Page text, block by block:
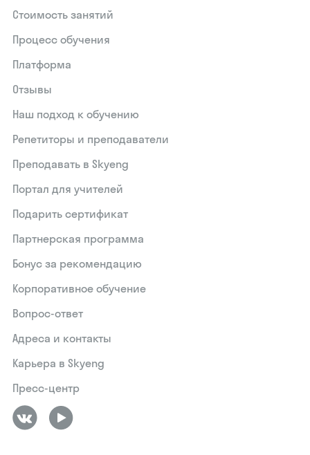
Стоимость занятий
Процесс обучения
Платформа
Отзывы
Наш подход к обучению
Репетиторы и преподаватели
Преподавать в Skyeng
Портал для учителей
Подарить сертификат
Партнерская программа
Бонус за рекомендацию
Корпоративное обучение
Вопрос-ответ
Адреса и контакты
Карьера в Skyeng
Пресс-центр